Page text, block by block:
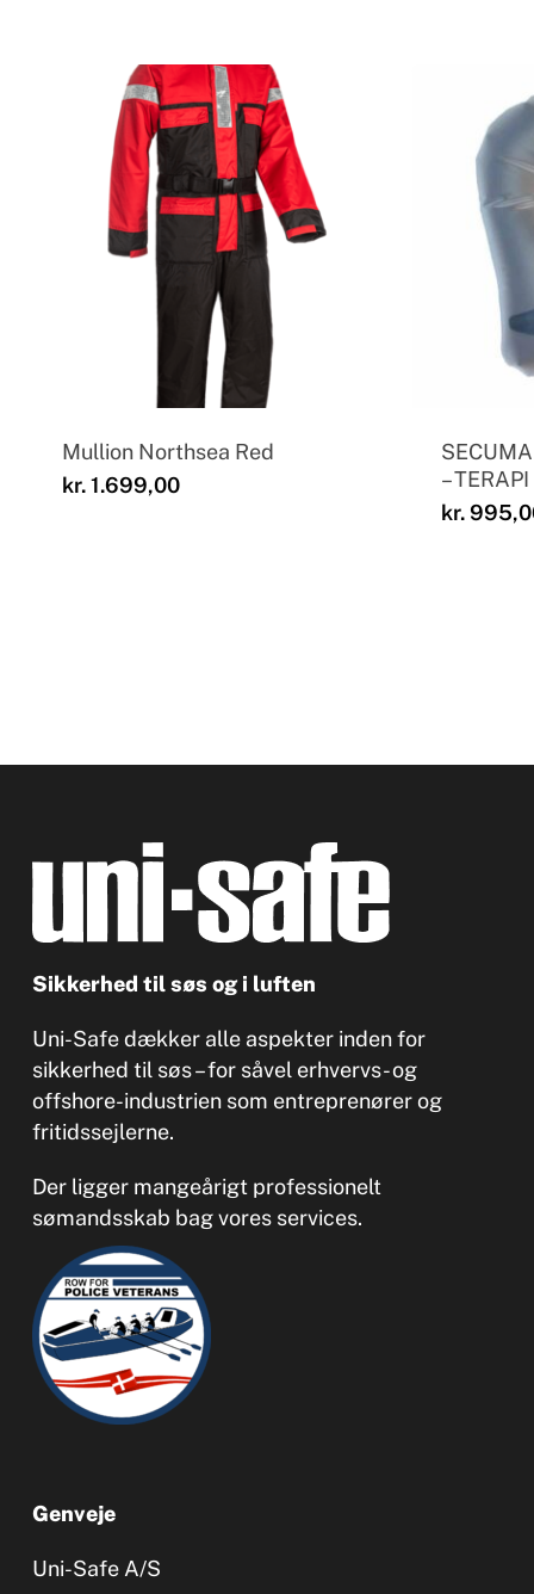
Mullion Northsea Red
kr.1.699,00
– TERAPI
kr.
Sikkerhed til søs og i luften
Uni-Safe dækker alle aspekter inden for
sikkerhed til søs – for såvel erhvervs- og
offshore-industrien som entreprenører og
fritidssejlerne.
Der ligger mangeårigt professionelt
sømandsskab bag vores services.
Genveje
Uni-Safe A/S